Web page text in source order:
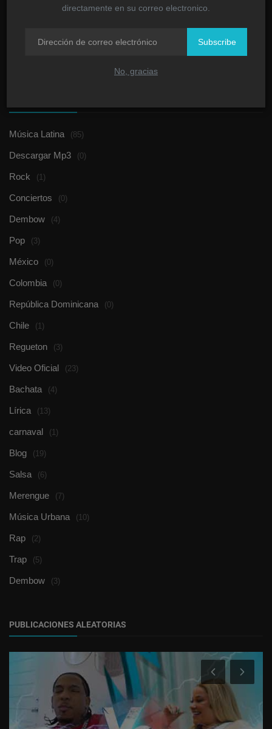
directamente en su correo electronico.
Subscribe
No, gracias
Rechazan la demanda interpuesta al cantante
Joel Duran Noviembre 19, 2019 0
Música Latina (85)
Descargar Mp3 (0)
Rock (1)
Conciertos (0)
Dembow (4)
Pop (3)
México (0)
Colombia (0)
República Dominicana (0)
Chile (1)
Regueton (3)
Video Oficial (23)
Bachata (4)
Lírica (13)
carnaval (1)
Blog (19)
Salsa (6)
Merengue (7)
Música Urbana (10)
Rap (2)
Trap (5)
Dembow (3)
PUBLICACIONES ALEATORIAS